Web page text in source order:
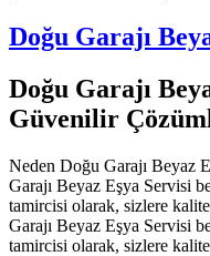
Doğu Garajı
Doğu Garajı
Güvenilir
Neden Doğu Garajı Beyaz
Garajı Beyaz Eşya Servisi
tamircisi olarak, sizlere
Garajı Beyaz Eşya Servisi
tamircisi olarak, sizlere